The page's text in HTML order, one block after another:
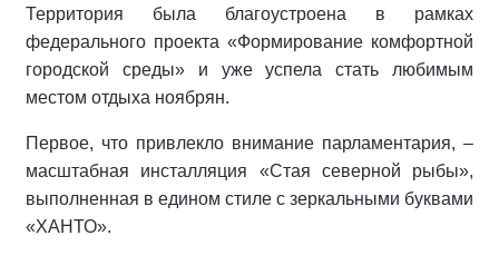
Территория была благоустроена в рамках
федерального проекта «Формирование комфортной
городской среды» и уже успела стать любимым
местом отдыха ноябрян.
Первое, что привлекло внимание парламентария, –
масштабная инсталляция «Стая северной рыбы»,
выполненная в едином стиле с зеркальными буквами
«ХАНТО».